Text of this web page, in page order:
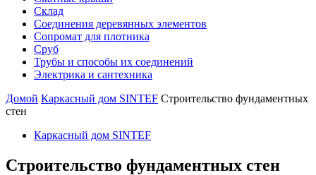
Склад
Соединения деревянных элементов
Сопромат для плотника
Сруб
Трубы и способы их соединений
Электрика и сантехника
Домой Каркасный дом SINTEF Строительство фундаментных
стен
Каркасный дом SINTEF
Строительство фундаментных стен